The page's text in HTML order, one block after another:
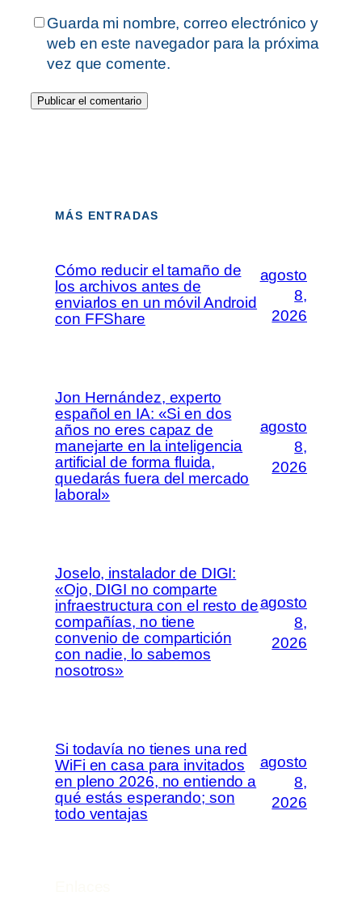
Guarda mi nombre, correo electrónico y
web en este navegador para la próxima
vez que comente.
MÁS ENTRADAS
Cómo reducir el tamaño de
los archivos antes de
enviarlos en un móvil Android
con FFShare
agosto
8,
2026
Jon Hernández, experto
español en IA: «Si en dos
años no eres capaz de
manejarte en la inteligencia
artificial de forma fluida,
quedarás fuera del mercado
laboral»
agosto
8,
2026
Joselo, instalador de DIGI:
«Ojo, DIGI no comparte
infraestructura con el resto de
compañías, no tiene
convenio de compartición
con nadie, lo sabemos
nosotros»
agosto
8,
2026
Si todavía no tienes una red
WiFi en casa para invitados
en pleno 2026, no entiendo a
qué estás esperando; son
todo ventajas
agosto
8,
2026